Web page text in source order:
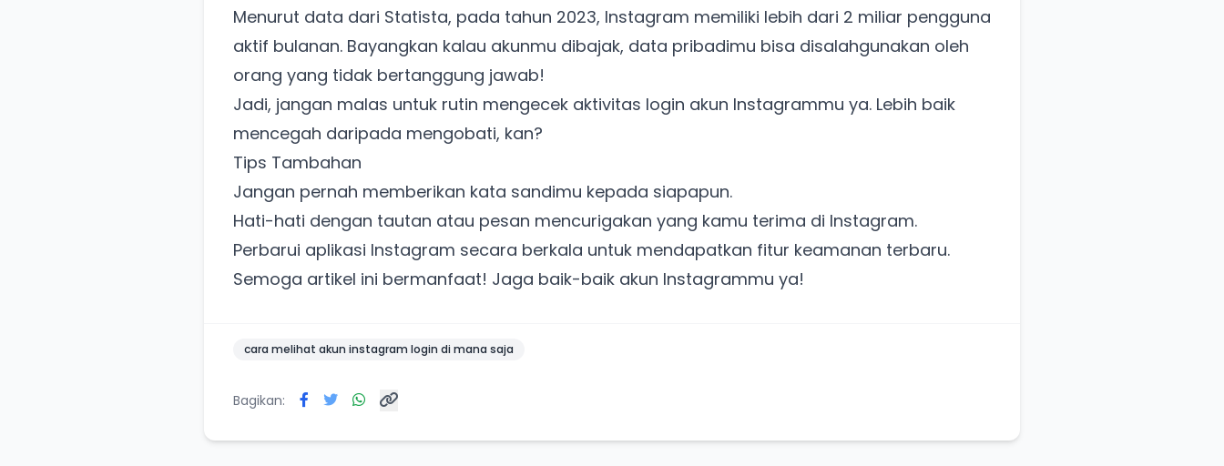
Menurut data dari Statista, pada tahun 2023, Instagram memiliki lebih dari 2 miliar pengguna
aktif bulanan. Bayangkan kalau akunmu dibajak, data pribadimu bisa disalahgunakan oleh
orang yang tidak bertanggung jawab!
Jadi, jangan malas untuk rutin mengecek aktivitas login akun Instagrammu ya. Lebih baik
mencegah daripada mengobati, kan?
Tips Tambahan
Jangan pernah memberikan kata sandimu kepada siapapun.
Hati-hati dengan tautan atau pesan mencurigakan yang kamu terima di Instagram.
Perbarui aplikasi Instagram secara berkala untuk mendapatkan fitur keamanan terbaru.
Semoga artikel ini bermanfaat! Jaga baik-baik akun Instagrammu ya!
cara melihat akun instagram login di mana saja
Bagikan:
Ada Website Baru!
Khusus untuk kamu yang mau coba
Punya website SMM baru nih! Coba BulkFame
untuk pengalaman lebih baik.
Tanpa daftar ulang, gratis dicoba. Kamu tetap bisa pakai